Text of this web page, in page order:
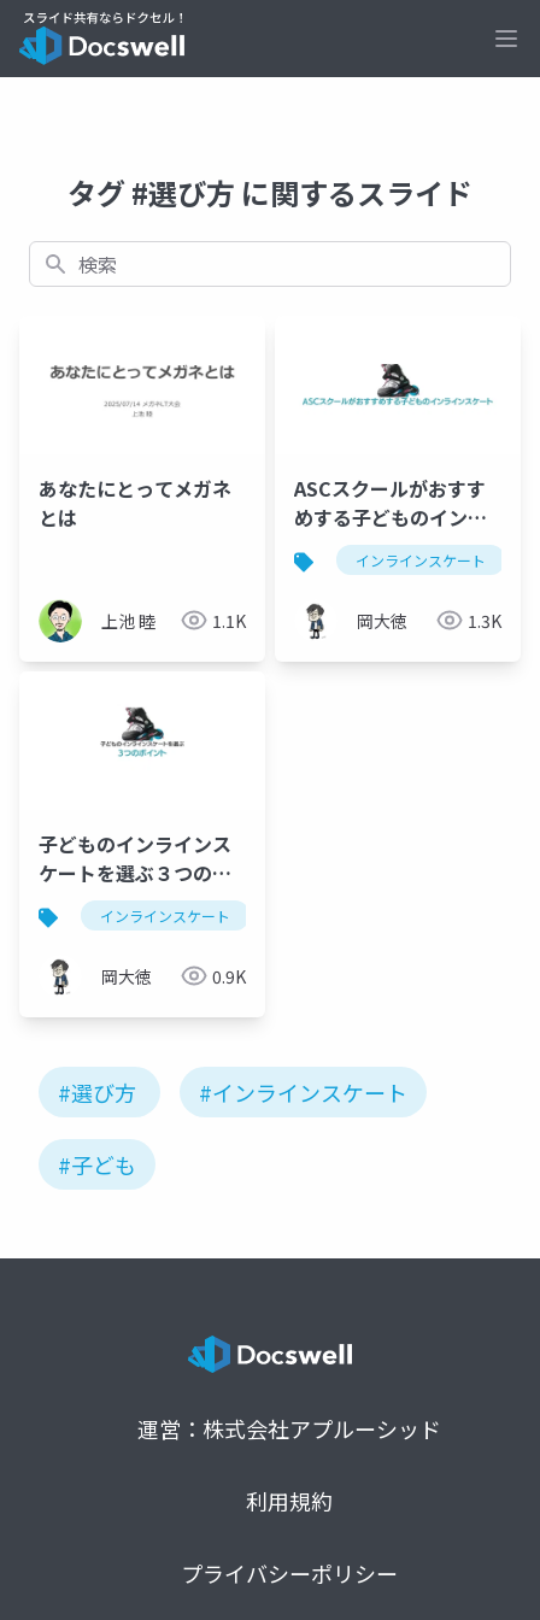
タグ #選び方 に関するスライド
検索
あなたにとってメガネ
とは
上池 睦 1.1K
ASCスクールがおすす
めする子どものインラ
インスケートインラインスケート
岡大徳 1.3K
子どものインラインス
ケートを選ぶ３つのポ
イント インラインスケート
岡大徳 0.9K
#選び方 #インラインスケート
#子ども
運営：株式会社アプルーシッド
利用規約
プライバシーポリシー